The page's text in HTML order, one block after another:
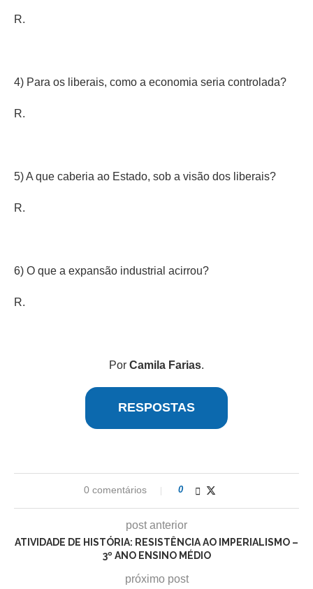
R.
4) Para os liberais, como a economia seria controlada?
R.
5) A que caberia ao Estado, sob a visão dos liberais?
R.
6) O que a expansão industrial acirrou?
R.
Por Camila Farias.
RESPOSTAS
0 comentários 0
post anterior
ATIVIDADE DE HISTÓRIA: RESISTÊNCIA AO IMPERIALISMO –
3º ANO ENSINO MÉDIO
próximo post